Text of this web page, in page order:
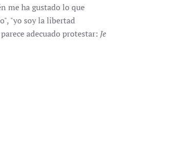
me ha gustado lo que
"yo soy la libertad
adecuado protestar: Je